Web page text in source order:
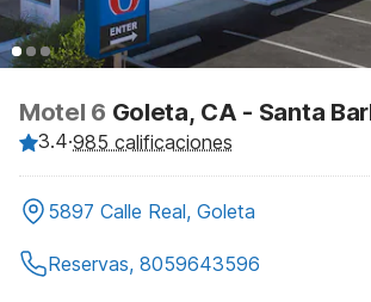
Motel 6 Goleta, CA - Santa
3.4·985 calificaciones
5897 Calle Real, Goleta
Reservas, 8059643596